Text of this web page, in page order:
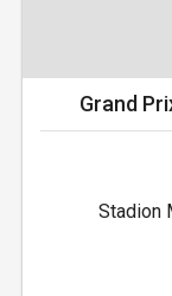
Grand
Stadion